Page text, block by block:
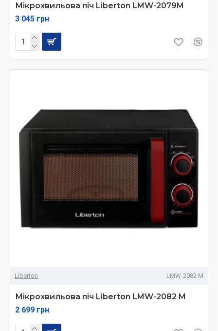
Мікрохвильова піч Liberton LMW-2079M
3 045 грн
Liberton LMW-2082 M
Мікрохвильова піч Liberton LMW-2082 M
2 699 грн